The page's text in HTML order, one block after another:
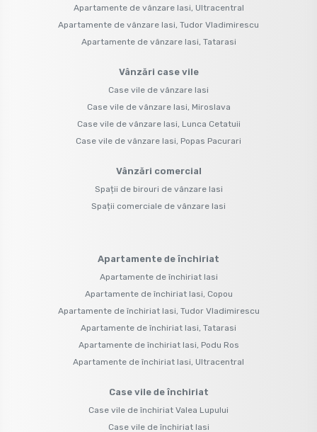
Apartamente de vânzare Iasi, Ultracentral
Apartamente de vânzare Iasi, Tudor Vladimirescu
Apartamente de vânzare Iasi, Tatarasi
Vânzări case vile
Case vile de vânzare Iasi
Case vile de vânzare Iasi, Miroslava
Case vile de vânzare Iasi, Lunca Cetatuii
Case vile de vânzare Iasi, Popas Pacurari
Vânzări comercial
Spații de birouri de vânzare Iasi
Spații comerciale de vânzare Iasi
Apartamente de închiriat
Apartamente de închiriat Iasi
Apartamente de închiriat Iasi, Copou
Apartamente de închiriat Iasi, Tudor Vladimirescu
Apartamente de închiriat Iasi, Tatarasi
Apartamente de închiriat Iasi, Podu Ros
Apartamente de închiriat Iasi, Ultracentral
Case vile de închiriat
Case vile de închiriat Valea Lupului
Case vile de închiriat Iasi